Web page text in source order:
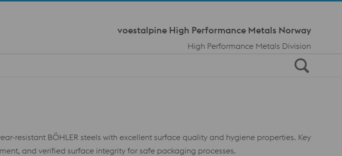
voestalpine High Performance Metals Norway
High Performance Metals Division
resistant BÖHLER steels with excellent surface quality and hygiene properties. Key
and verified surface integrity for safe packaging processes.